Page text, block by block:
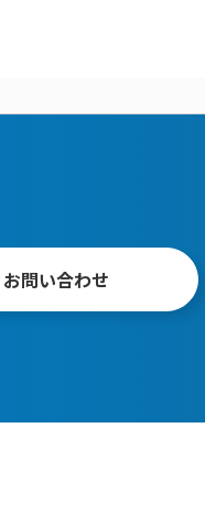
問い合わせ